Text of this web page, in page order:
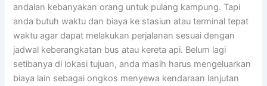
andalan kebanyakan orang untuk pulang kampung. Tapi
anda butuh waktu dan biaya ke stasiun atau terminal tepat
waktu agar dapat melakukan perjalanan sesuai dengan
jadwal keberangkatan bus atau kereta api. Belum lagi
setibanya di lokasi tujuan, anda masih harus mengeluarkan
biaya lain sebagai ongkos menyewa kendaraan lanjutan